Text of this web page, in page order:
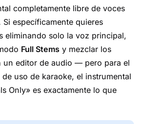
completamente libre de voces
Si específicamente quieres
eliminando solo la voz principal,
Full Stems y mezclar los
un editor de audio — pero para el
uso de karaoke, el instrumental
Only» es exactamente lo que